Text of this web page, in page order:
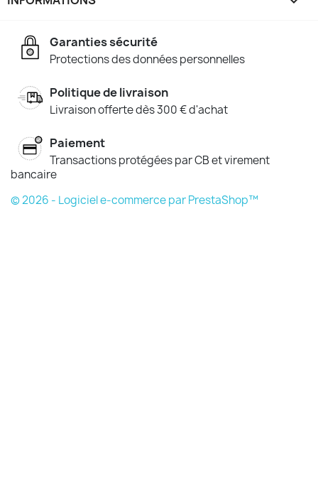
Garanties sécurité
Protections des données personnelles
Politique de livraison
Livraison offerte dès 300 € d'achat
Paiement
Transactions protégées par CB et virement
bancaire
© 2026 - Logiciel e-commerce par PrestaShop™